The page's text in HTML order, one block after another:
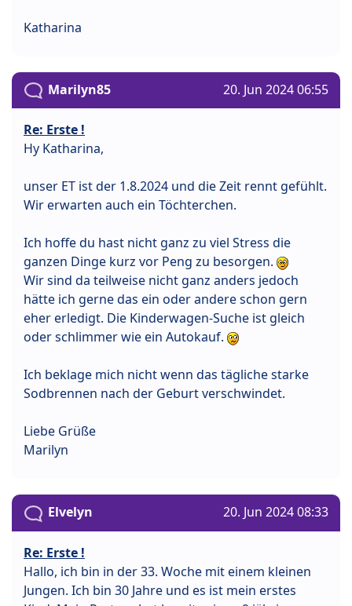
Katharina
Marilyn85 20. Jun 2024 06:55
Re: Erste !
Hy Katharina,
unser ET ist der 1.8.2024 und die Zeit rennt gefühlt.
Wir erwarten auch ein Töchterchen.
Ich hoffe du hast nicht ganz zu viel Stress die
ganzen Dinge kurz vor Peng zu besorgen.
Wir sind da teilweise nicht ganz anders jedoch
hätte ich gerne das ein oder andere schon gern
eher erledigt. Die Kinderwagen-Suche ist gleich
oder schlimmer wie ein Autokauf.
Ich beklage mich nicht wenn das tägliche starke
Sodbrennen nach der Geburt verschwindet.
Liebe Grüße
Marilyn
Elvelyn 20. Jun 2024 08:33
Re: Erste !
Hallo, ich bin in der 33. Woche mit einem kleinen
Jungen. Ich bin 30 Jahre und es ist mein erstes